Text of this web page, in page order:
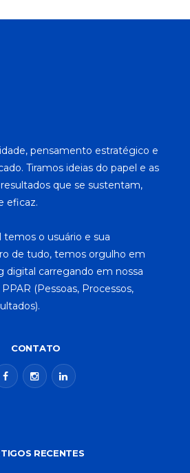
pensamento estratégico e
Tiramos ideias do papel e as
que se sustentam,
eficaz.
temos o usuário e sua
de tudo, temos orgulho em
digital carregando em nossa
(Pessoas, Processos,
CONTATO
RECENTES